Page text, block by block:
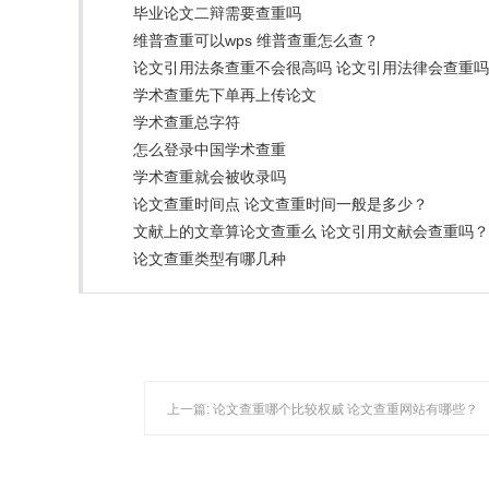
毕业论文二辩需要查重吗
维普查重可以wps 维普查重怎么查？
论文引用法条查重不会很高吗 论文引用法律会查重
学术查重先下单再上传论文
学术查重总字符
怎么登录中国学术查重
学术查重就会被收录吗
论文查重时间点 论文查重时间一般是多少？
文献上的文章算论文查重么 论文引用文献会查重吗？
论文查重类型有哪几种
上一篇: 论文查重哪个比较权威 论文查重网站有哪些？